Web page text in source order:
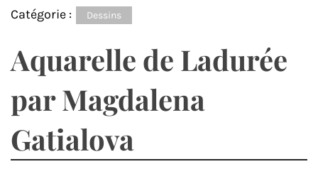
Catégorie : Dessins
Aquarelle de Ladurée
par Magdalena
Gatialova